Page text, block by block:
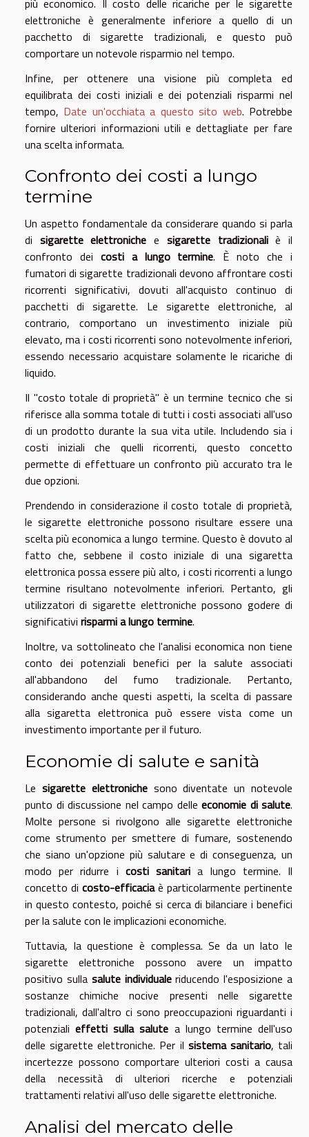
elettroniche è generalmente inferiore a quello di un
pacchetto di sigarette tradizionali, e questo può
comportare un notevole risparmio nel tempo.
Infine, per ottenere una visione più completa ed
equilibrata dei costi iniziali e dei potenziali risparmi nel
tempo, Date un'occhiata a questo sito web. Potrebbe
fornire ulteriori informazioni utili e dettagliate per fare
una scelta informata.
Confronto dei costi a lungo
termine
Un aspetto fondamentale da considerare quando si parla
di sigarette elettroniche e sigarette tradizionaliè il
confronto dei costi a lungo termine. È noto che i
fumatori di sigarette tradizionali devono affrontare costi
ricorrenti significativi, dovuti all'acquisto continuo di
pacchetti di sigarette. Le sigarette elettroniche, al
contrario, comportano un investimento iniziale più
elevato, ma i costi ricorrenti sono notevolmente inferiori,
essendo necessario acquistare solamente le ricariche di
liquido.
Il "costo totale di proprietà" è un termine tecnico che si
riferisce alla somma totale di tutti i costi associati all'uso
di un prodotto durante la sua vita utile. Includendo sia i
costi iniziali che quelli ricorrenti, questo concetto
permette di effettuare un confronto più accurato tra le
due opzioni.
Prendendo in considerazione il costo totale di proprietà,
le sigarette elettroniche possono risultare essere una
scelta più economica a lungo termine. Questo è dovuto al
fatto che, sebbene il costo iniziale di una sigaretta
elettronica possa essere più alto, i costi ricorrenti a lungo
termine risultano notevolmente inferiori. Pertanto, gli
utilizzatori di sigarette elettroniche possono godere di
significativi risparmi a lungo termine.
Inoltre, va sottolineato che l'analisi economica non tiene
conto dei potenziali benefici per la salute associati
all'abbandono del fumo tradizionale. Pertanto,
considerando anche questi aspetti, la scelta di passare
alla sigaretta elettronica può essere vista come un
investimento importante per il futuro.
Economie di salute e sanità
Le sigarette elettronichesono diventate un notevole
punto di discussione nel campo delle economie di salute.
Molte persone si rivolgono alle sigarette elettroniche
come strumento per smettere di fumare, sostenendo
che siano un'opzione più salutare e di conseguenza, un
modo per ridurre i costi sanitari a lungo termine. Il
concetto di costo-efficaciaè particolarmente pertinente
in questo contesto, poiché si cerca di bilanciare i benefici
per la salute con le implicazioni economiche.
Tuttavia, la questione è complessa. Se da un lato le
sigarette elettroniche possono avere un impatto
positivo sulla salute individualeriducendo l'esposizione a
sostanze chimiche nocive presenti nelle sigarette
tradizionali, dall'altro ci sono preoccupazioni riguardanti i
potenzialieffetti sulla salute a lungo termine dell'uso
delle sigarette elettroniche. Per il sistema sanitario, tali
incertezze possono comportare ulteriori costi a causa
della necessità di ulteriori ricerche e potenziali
trattamenti relativi all'uso delle sigarette elettroniche.
Analisi del mercato delle